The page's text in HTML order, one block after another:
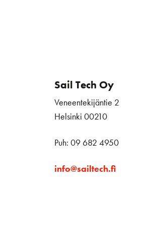
Sail Tech Oy
Veneentekijäntie 2
Helsinki 00210
Puh: 09 682 4950
info@sailtech.fi